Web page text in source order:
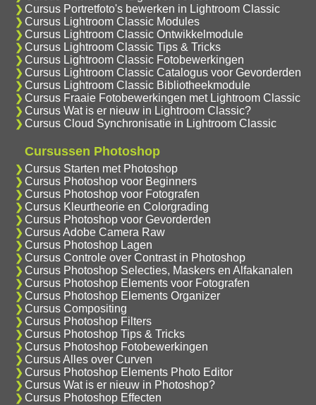
Cursus Portretfoto's bewerken in Lightroom Classic
Cursus Lightroom Classic Modules
Cursus Lightroom Classic Ontwikkelmodule
Cursus Lightroom Classic Tips & Tricks
Cursus Lightroom Classic Fotobewerkingen
Cursus Lightroom Classic Catalogus voor Gevorderden
Cursus Lightroom Classic Bibliotheekmodule
Cursus Fraaie Fotobewerkingen met Lightroom Classic
Cursus Wat is er nieuw in Lightroom Classic?
Cursus Cloud Synchronisatie in Lightroom Classic
Cursussen Photoshop
Cursus Starten met Photoshop
Cursus Photoshop voor Beginners
Cursus Photoshop voor Fotografen
Cursus Kleurtheorie en Colorgrading
Cursus Photoshop voor Gevorderden
Cursus Adobe Camera Raw
Cursus Photoshop Lagen
Cursus Controle over Contrast in Photoshop
Cursus Photoshop Selecties, Maskers en Alfakanalen
Cursus Photoshop Elements voor Fotografen
Cursus Photoshop Elements Organizer
Cursus Compositing
Cursus Photoshop Filters
Cursus Photoshop Tips & Tricks
Cursus Photoshop Fotobewerkingen
Cursus Alles over Curven
Cursus Photoshop Elements Photo Editor
Cursus Wat is er nieuw in Photoshop?
Cursus Photoshop Effecten